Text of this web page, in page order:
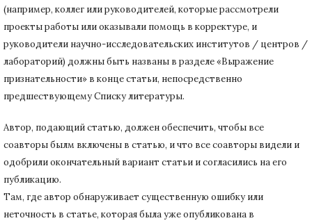
(например, коллег или руководителей, которые рассмотрели
проекты работы или оказывали помощь в корректуре, и
руководители научно-исследовательских институтов / центров /
лабораторий) должны быть названы в разделе «Выражение
признательности» в конце статьи, непосредственно
предшествующему Списку литературы.
Автор, подающий статью, должен обеспечить, чтобы все
соавторы былм включены в статью, и что все соавторы видели и
одобрили окончательный вариант статьи и согласились на его
публикацию.
Там, где автор обнаруживает существенную ошибку или
неточность в статье, которая была уже опубликована в